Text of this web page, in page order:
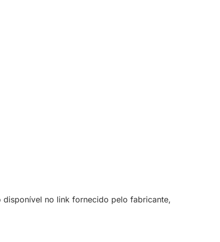
disponível no link fornecido pelo fabricante,